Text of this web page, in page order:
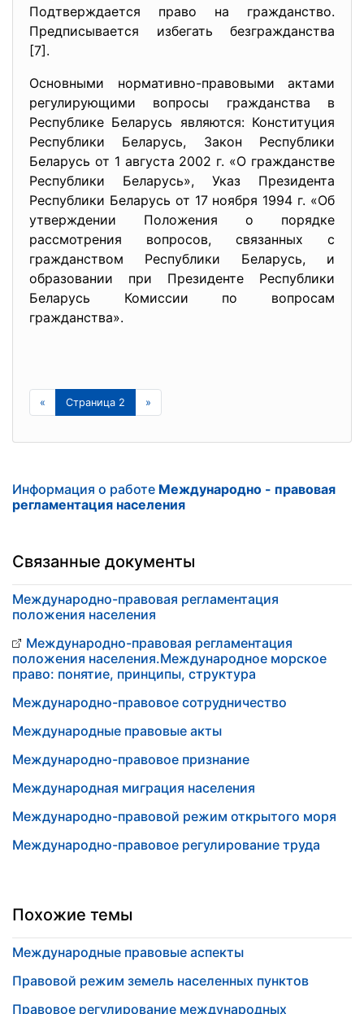
Подтверждается право на гражданство.
Предписывается избегать безгражданства
[7].
Основными нормативно-правовыми актами
регулирующими вопросы гражданства в
Республике Беларусь являются: Конституция
Республики Беларусь, Закон Республики
Беларусь от 1 августа 2002 г. «О гражданстве
Республики Беларусь», Указ Президента
Республики Беларусь от 17 ноября 1994 г. «Об
утверждении Положения о порядке
рассмотрения вопросов, связанных с
гражданством Республики Беларусь, и
образовании при Президенте Республики
Беларусь Комиссии по вопросам
гражданства».
« Страница 2 »
Информация о работе Международно - правовая
регламентация населения
Связанные документы
Международно-правовая регламентация
положения населения
Международно-правовая регламентация
положения населения.Международное морское
право: понятие, принципы, структура
Международно-правовое сотрудничество
Международные правовые акты
Международно-правовое признание
Международная миграция населения
Международно-правовой режим открытого моря
Международно-правовое регулирование труда
Похожие темы
Международные правовые аспекты
Правовой режим земель населенных пунктов
Правовое регулирование международных